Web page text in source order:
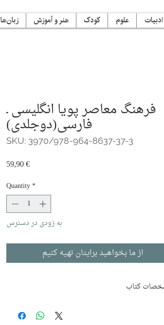
ادبیات علوم کودک هنر و آموزش زبان‌ها
فرهنگ معاصر پویا انگلیسی ـ
فارسی(دوجلدی)
SKU: 3970/978-964-8637-37-3
59,90 €Price
Quantity*
به زودی در دسترس
از ما بخواهید برایتان تهیه کنیم
کتاب